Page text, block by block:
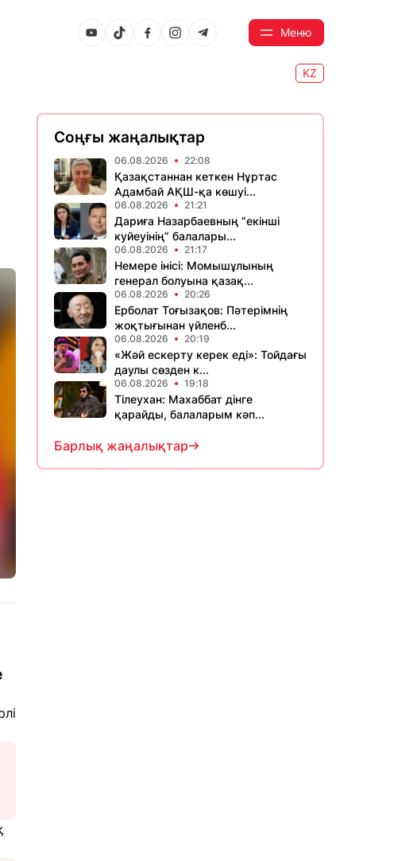
Меню
KZ
Соңғы жаңалықтар
06.08.2026 22:08
Қазақстаннан кеткен Нұртас
Адамбай АҚШ-қа көшуі...
06.08.2026 21:21
Дариға Назарбаевның “екінші
куйеуінің” балалары...
06.08.2026 21:17
Немере інісі: Момышұлының
генерал болуына қазақ...
06.08.2026 20:26
Ерболат Тоғызақов: Пәтерімнің
жоқтығынан үйленб...
06.08.2026 20:19
«Жәй ескерту керек еді»: Тойдағы
даулы сөзден к...
06.08.2026 19:18
Тілеухан: Махаббат дінге
қарайды, балаларым кәп...
Барлық жаңалықтар